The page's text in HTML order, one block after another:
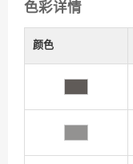
色彩详情
颜色